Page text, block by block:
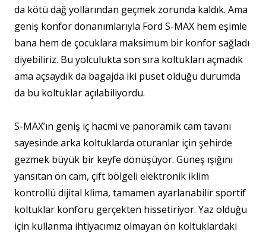
da kötü dağ yollarından geçmek zorunda kaldık. Ama
geniş konfor donanımlarıyla Ford S-MAX hem eşimle
bana hem de çocuklara maksimum bir konfor sağladı
diyebiliriz. Bu yolculukta son sıra koltukları açmadık
ama açsaydık da bagajda iki puset olduğu durumda
da bu koltuklar açılabiliyordu.
S-MAX’ın geniş iç hacmi ve panoramik cam tavanı
sayesinde arka koltuklarda oturanlar için şehirde
gezmek büyük bir keyfe dönüşüyor. Güneş ışığını
yansıtan ön cam, çift bölgeli elektronik iklim
kontrollü dijital klima, tamamen ayarlanabilir sportif
koltuklar konforu gerçekten hissetiriyor. Yaz olduğu
için kullanma ihtiyacımız olmayan ön koltuklardaki